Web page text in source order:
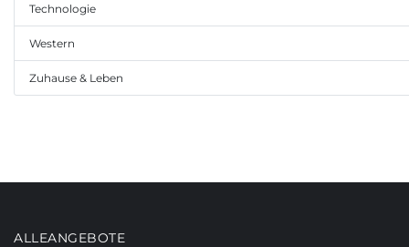
Technologie
Western
Zuhause & Leben
ALLEANGEBOTE